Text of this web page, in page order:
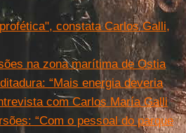
constata Carlos Galli,
na zona marítima de Ostia
“Mais energia deveria
com Carlos María Galli
“Com o pessoal do parque